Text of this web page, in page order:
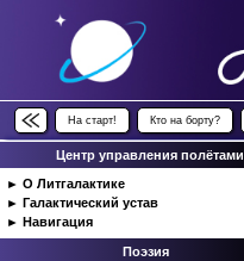
На старт! Кто на борту?
Центр управления полётами
► О Литгалактике
► Галактический устав
► Навигация
Поэзия